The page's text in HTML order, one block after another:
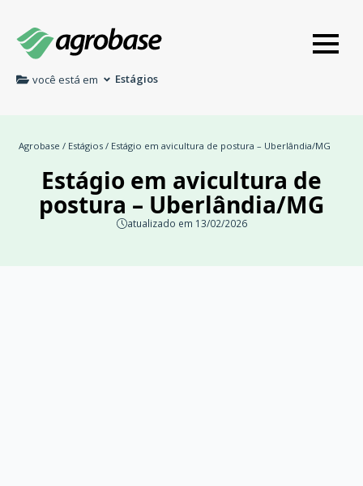
você está em Estágios
Agrobase / Estágios / Estágio em avicultura de postura – Uberlândia/MG
Estágio em avicultura de
postura – Uberlândia/MG
atualizado em 13/02/2026